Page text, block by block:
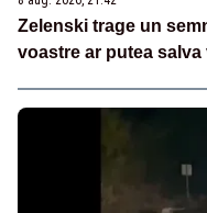
Zelenski trage un
voastre ar putea salva